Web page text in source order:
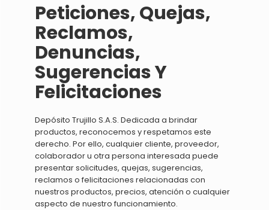
Peticiones, Quejas,
Reclamos,
Denuncias,
Sugerencias Y
Felicitaciones
Depósito Trujillo S.A.S. Dedicada a brindar
productos, reconocemos y respetamos este
derecho. Por ello, cualquier cliente, proveedor,
colaborador u otra persona interesada puede
presentar solicitudes, quejas, sugerencias,
reclamos o felicitaciones relacionadas con
nuestros productos, precios, atención o cualquier
aspecto de nuestro funcionamiento.